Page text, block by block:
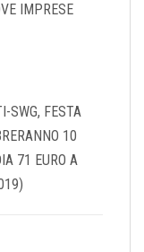
IMPRESE
SWG, FESTA
10
71 EURO A